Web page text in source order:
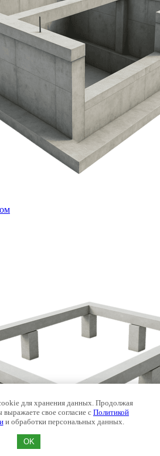
для хранения данных. Продолжая
выражаете свое согласие с Политикой
и обработки персональных данных.
OK